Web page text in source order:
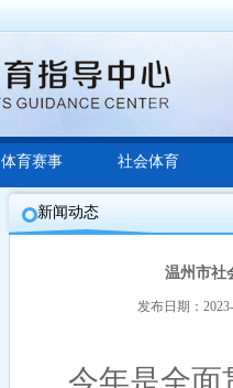
体育赛事 社会体育
新闻动态
温州市社
发布日期：
今年是全面